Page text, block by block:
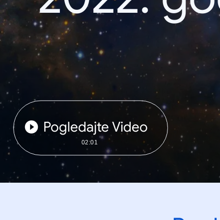
Pogledajte Video
02:01